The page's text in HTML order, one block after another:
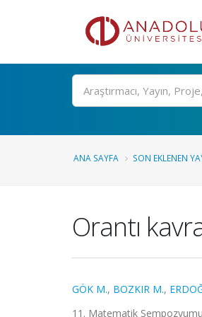
Ara
ANA SAYFA SON EKLENEN
Orantı
GÖK M., BOZKIR M.,
11. Matematik